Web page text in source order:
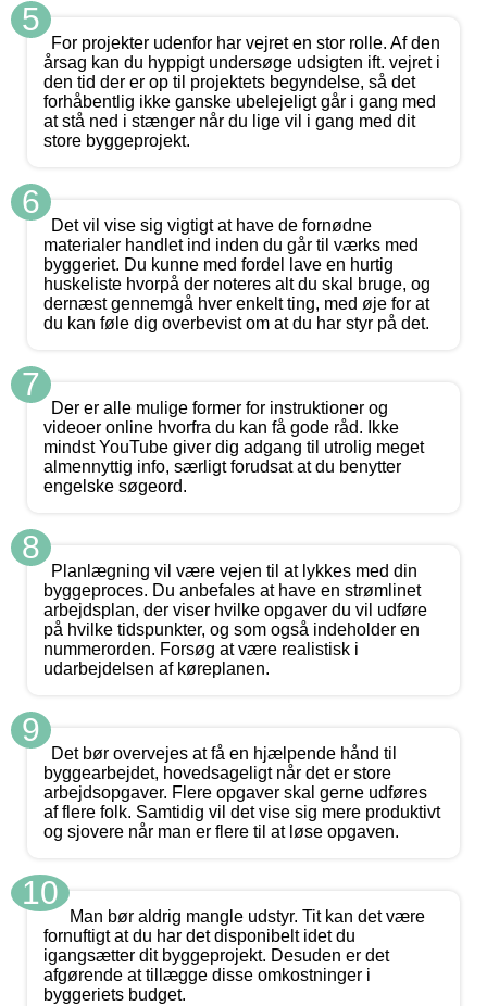
5
For projekter udenfor har vejret en stor rolle. Af den
årsag kan du hyppigt undersøge udsigten ift. vejret i
den tid der er op til projektets begyndelse, så det
forhåbentlig ikke ganske ubelejeligt går i gang med
at stå ned i stænger når du lige vil i gang med dit
store byggeprojekt.
6
Det vil vise sig vigtigt at have de fornødne
materialer handlet ind inden du går til værks med
byggeriet. Du kunne med fordel lave en hurtig
huskeliste hvorpå der noteres alt du skal bruge, og
dernæst gennemgå hver enkelt ting, med øje for at
du kan føle dig overbevist om at du har styr på det.
7
Der er alle mulige former for instruktioner og
videoer online hvorfra du kan få gode råd. Ikke
mindst YouTube giver dig adgang til utrolig meget
almennyttig info, særligt forudsat at du benytter
engelske søgeord.
8
Planlægning vil være vejen til at lykkes med din
byggeproces. Du anbefales at have en strømlinet
arbejdsplan, der viser hvilke opgaver du vil udføre
på hvilke tidspunkter, og som også indeholder en
nummerorden. Forsøg at være realistisk i
udarbejdelsen af køreplanen.
9
Det bør overvejes at få en hjælpende hånd til
byggearbejdet, hovedsageligt når det er store
arbejdsopgaver. Flere opgaver skal gerne udføres
af flere folk. Samtidig vil det vise sig mere produktivt
og sjovere når man er flere til at løse opgaven.
10
Man bør aldrig mangle udstyr. Tit kan det være
fornuftigt at du har det disponibelt idet du
igangsætter dit byggeprojekt. Desuden er det
afgørende at tillægge disse omkostninger i
byggeriets budget.